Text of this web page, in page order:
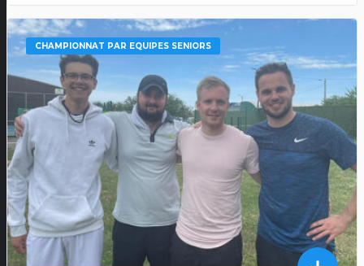
CHAMPIONNAT PAR EQUIPES SENIORS